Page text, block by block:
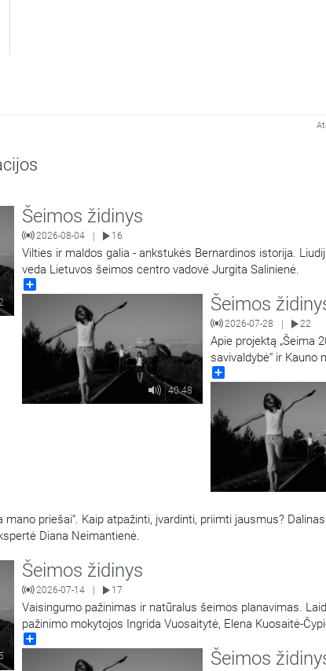
Šeimos židinys
2026-08-04 | 16
Vilties ir maldos galia - ankstukės Bernardinos istorija.
veda Lietuvos šeimos centro vadovė Jurgita Salinienė.
40:48
Šeimos
2026-07-28 | 22
Apie projektą „Šeima
savivaldybė“ ir Kauno
pasakoja Kauno
komisijos
miesto savivaldybės
paslaugų skyriaus
vedėja, Šeimos
Vareikienė. Laidą
…
mano priešai“. Kaip atpažinti, įvardinti, priimti jausmus?
Diana Neimantienė.
Šeimos židinys
2026-07-14 17
Vaisingumo pažinimas ir natūralus šeimos planavimas.
pažinimo mokytojos Ingrida Vuosaitytė, Elena Kuosaitė-
Jurgita Salinienė.
Šeimos